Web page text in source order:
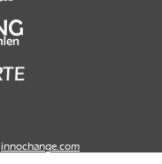
innochange.com